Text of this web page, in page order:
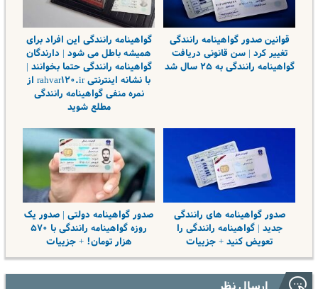
قوانین صدور گواهینامه رانندگی
تغییر کرد | سن قانونی دریافت
گواهینامه رانندگی به ۲۵ سال شد
گواهینامه رانندگی این افراد برای
همیشه باطل می شود | دارندگان
گواهینامه رانندگی حتما بخوانند |
با نشانه اینترنتی rahvar۱۲۰.ir از
نمره منفی گواهینامه رانندگی
مطلع شوید
صدور گواهینامه های رانندگی
جدید | گواهینامه رانندگی را
تعویض کنید + جزییات
صدور گواهینامه دولتی | صدور یک
روزه گواهینامه رانندگی با ۵۷۰
هزار تومان! + جزییات